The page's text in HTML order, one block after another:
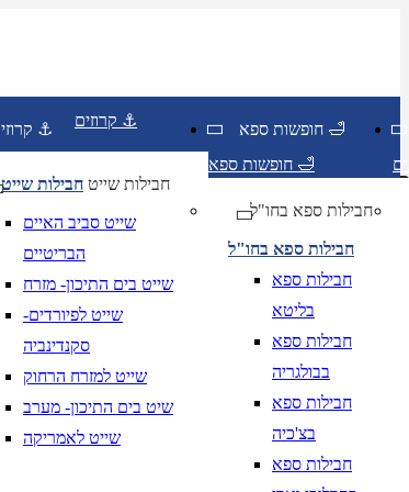
קרוזים ⚓ קרוזים ⚓
חבילות שייט חבילות שייט
שייט סביב האיים
הבריטיים
שייט בים התיכון- מזרח
שייט לפיורדים-
סקנדינביה
שייט למזרח הרחוק
שיט בים התיכון- מערב
שייט לאמריקה
חופשות ספא 🛁
חופשות ספא 🛁
חבילות ספא בחו"ל
חבילות ספא בחו"ל
חבילות ספא
בליטא
חבילות ספא
בבולגריה
חבילות ספא
בצ'כיה
חבילות ספא
יום בשתי ספרות קו נטוי חודש בשתי ספרות קו נטוי שנה בשתי ספרות
יום בשתי ספרות קו נטוי חודש בשתי ספרות קו נטוי שנה בשתי ספרות